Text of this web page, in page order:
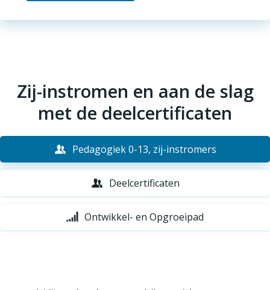
Zij-instromen en aan de slag
met de deelcertificaten
Pedagogiek 0-13, zij-instromers
Deelcertificaten
Ontwikkel- en Opgroeipad